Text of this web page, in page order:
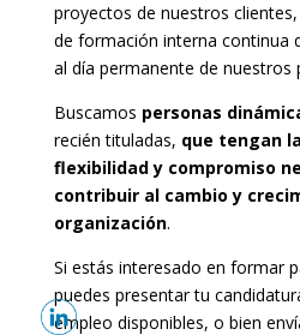
proyectos de nuestros
de formación interna continua
al día permanente de nuestros
Buscamos personas
recién tituladas, que tengan
flexibilidad y compromiso
contribuir al cambio y
organización.
Si estás interesado en formar
puedes presentar tu
empleo disponibles, o bien